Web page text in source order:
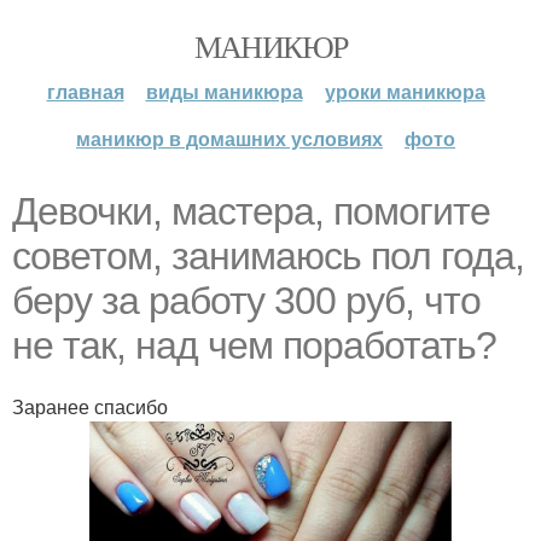
МАНИКЮР
главная виды маникюра
уроки маникюра
маникюр в домашних условиях
фото
Девочки, мастера, помогите
советом, занимаюсь пол года,
беру за работу 300 руб, что
не так, над чем поработать?
Заранее спасибо